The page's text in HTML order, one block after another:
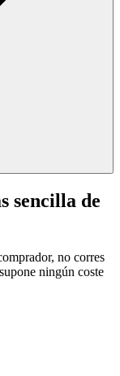
sencilla de
no corres
ningún coste